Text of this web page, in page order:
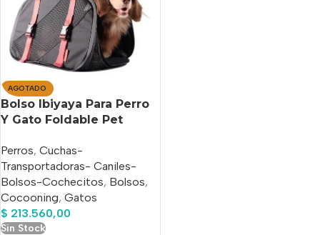
AGOTADO
Bolso Ibiyaya Para Perro
Y Gato Foldable Pet
Perros, Cuchas-
Transportadoras- Caniles-
Bolsos-Cochecitos, Bolsos,
Cocooning, Gatos
$ 213.560,00
Sin Stock